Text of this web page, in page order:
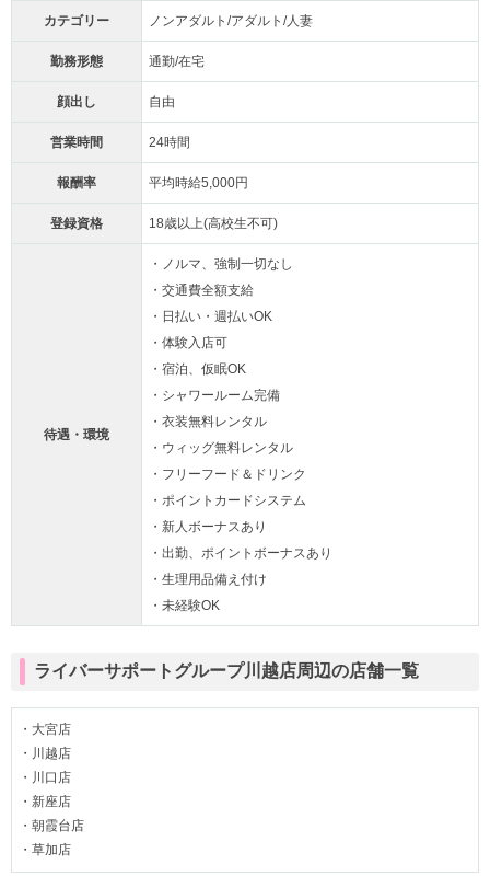
カテゴリー ノンアダルト/アダルト/人妻
勤務形態 通勤/在宅
顔出し 自由
営業時間 24時間
報酬率 平均時給5,000円
登録資格 18歳以上(高校生不可)
待遇・環境
・ノルマ、強制一切なし
・交通費全額支給
・日払い・週払いOK
・体験入店可
・宿泊、仮眠OK
・シャワールーム完備
・衣装無料レンタル
・ウィッグ無料レンタル
・フリーフード＆ドリンク
・ポイントカードシステム
・新人ボーナスあり
・出勤、ポイントボーナスあり
・生理用品備え付け
・未経験OK
ライバーサポートグループ川越店周辺の店舗一覧
・大宮店
・川越店
・川口店
・新座店
・朝霞台店
・草加店